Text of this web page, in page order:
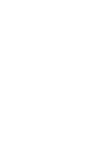
основе 0 оценок